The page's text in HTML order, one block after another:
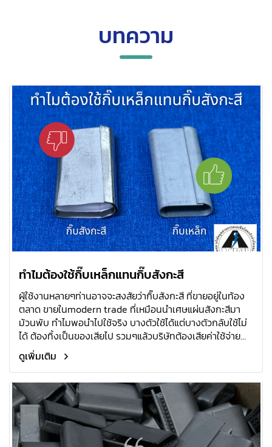
บทความ
ทำไมต้องใช้กิ๊บเหล็กแทนกิ๊บสังกะสี
ผู้ใช้งานหลายๆท่านอาจจะสงสัยว่ากิ๊บสังกะสี ที่ขายอยู่ในท้อง
ตลาด ขายในmodern trade ที่เหมือนนําเศษแผ่นสังกะสีมา
ม้วนพับ ทําไมพอนําไปใช้จริง บางตัวใช้ได้แต่บางตัวกลับใช้ไม่
ได้ ต้องทิ้งเป็นของเสียไป รวมๆแล้วบริษัทต้องเสียค่าใช้จ่าย
ของเสียที่ใช้ไม่ได้จํานวนนี้ในปริมาณมาก เราสามารถช่วย
บริษัทลดต้นทุนด้านการแพ็คในระยะยาวอย่างไรได้บ้าง
ดูเพิ่มเติม